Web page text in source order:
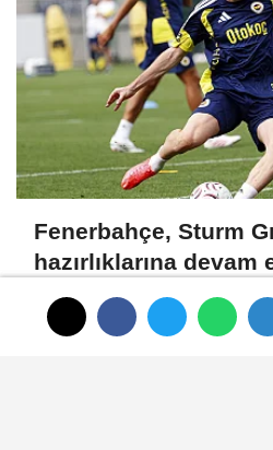
Fenerbahçe, Sturm
hazırlıklarına devam